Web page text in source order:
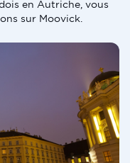
en Autriche, vous
sur Moovick.